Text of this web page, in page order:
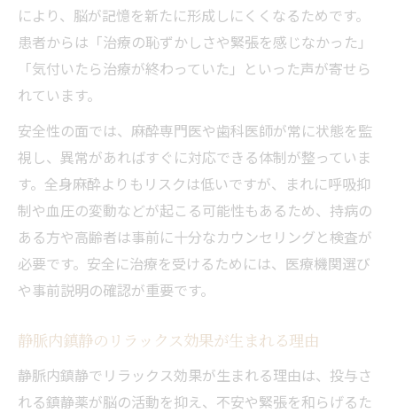
により、脳が記憶を新たに形成しにくくなるためです。
患者からは「治療の恥ずかしさや緊張を感じなかった」
「気付いたら治療が終わっていた」といった声が寄せら
れています。
安全性の面では、麻酔専門医や歯科医師が常に状態を監
視し、異常があればすぐに対応できる体制が整っていま
す。全身麻酔よりもリスクは低いですが、まれに呼吸抑
制や血圧の変動などが起こる可能性もあるため、持病の
ある方や高齢者は事前に十分なカウンセリングと検査が
必要です。安全に治療を受けるためには、医療機関選び
や事前説明の確認が重要です。
静脈内鎮静のリラックス効果が生まれる理由
静脈内鎮静でリラックス効果が生まれる理由は、投与さ
れる鎮静薬が脳の活動を抑え、不安や緊張を和らげるた